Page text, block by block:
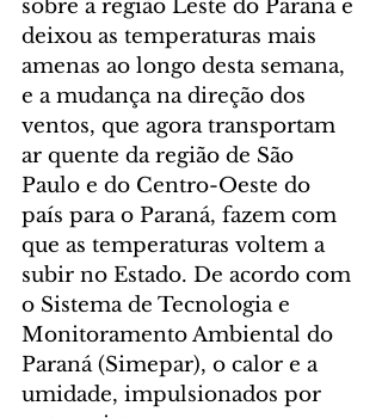
sobre a região Leste do Paraná e
deixou as temperaturas mais
amenas ao longo desta semana,
e a mudança na direção dos
ventos, que agora transportam
ar quente da região de São
Paulo e do Centro-Oeste do
país para o Paraná, fazem com
que as temperaturas voltem a
subir no Estado. De acordo com
o Sistema de Tecnologia e
Monitoramento Ambiental do
Paraná (Simepar), o calor e a
umidade, impulsionados por